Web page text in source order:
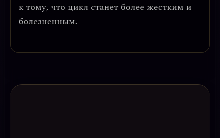
к тому, что цикл станет более жестким и
болезненным.